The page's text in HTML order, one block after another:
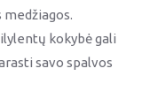
kokybė gali
savo spalvos